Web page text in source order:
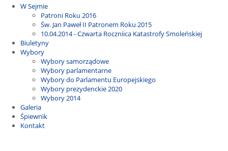
W Sejmie
Patroni Roku 2016
Św. Jan Paweł II Patronem Roku 2015
10.04.2014 - Czwarta Roczniica Katastrofy Smoleńskiej
Biuletyny
Wybory
Wybory samorządowe
Wybory parlamentarne
Wybory do Parlamentu Europejskiego
Wybory prezydenckie 2020
Wybory 2014
Galeria
Śpiewnik
Kontakt